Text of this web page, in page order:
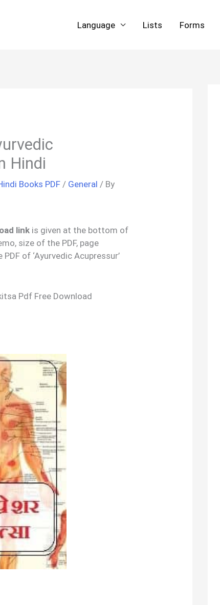
Language Lists Forms
Hindi
Books PDF / General / By
link is given at the bottom of
size of the PDF, page
of ‘Ayurvedic Acupressur’
Pdf Free Download